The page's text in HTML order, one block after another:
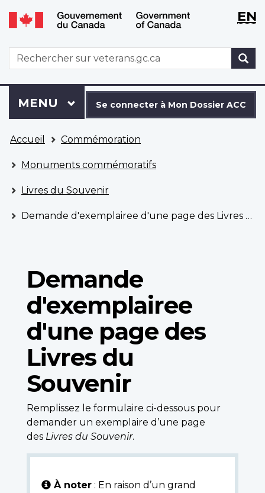
Aller
au
principal
Passer
à
version
HTML
simplifiée
WxT
WxTEN
WxT
Search
form
connecter
à
Dossier
ACC
Se connecter à Mon Dossier ACC
Menu
MENU PRINCIPAL
êtes
ici
Accueil Commémoration
Monuments commémoratifs
Livres du Souvenir
Demande d'exemplairee d'une page des Livres du Souvenir
Demande
d'exemplairee
d'une page des
Livres du
Souvenir
Remplissez le formulaire ci-dessous pour
demander un exemplaire d’une page
des Livres du Souvenir.
À noter : En raison d’un grand